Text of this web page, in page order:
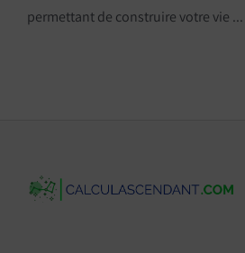
permettant de construire votre vie ...